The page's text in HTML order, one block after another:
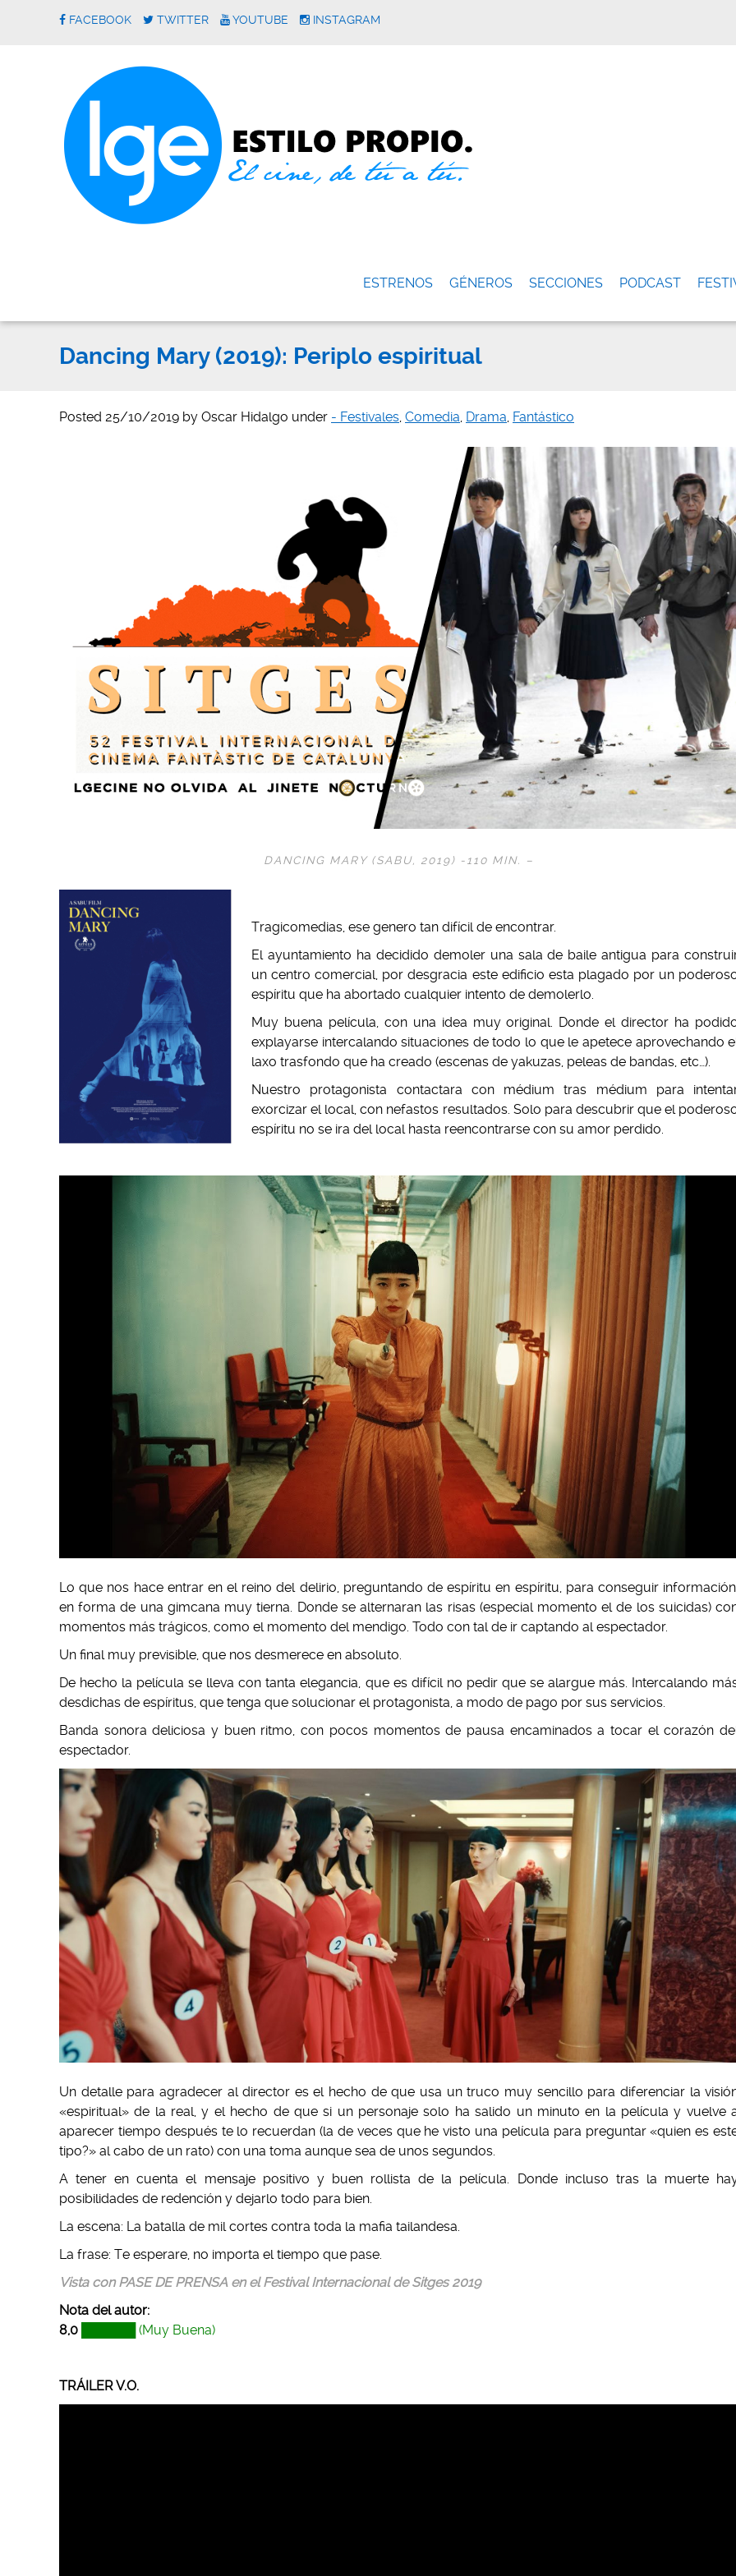
FACEBOOK TWITTER YOUTUBE INSTAGRAM
ESTRENOS GÉNEROS SECCIONES PODCAST
Dancing Mary (2019): Periplo espiritual
Posted 25/10/2019 by Oscar Hidalgo under - Festivales, Comedia, Drama, Fantástico
DANCING MARY (SABU , 2019) -110 MIN. –
Tragicomedias, ese genero tan difícil de encontrar.
El ayuntamiento ha decidido demoler una sala de baile antigua para
un centro comercial, por desgracia este edificio esta plagado por un
espíritu que ha abortado cualquier intento de demolerlo.
Muy buena película, con una idea muy original. Donde el director ha
explayarse intercalando situaciones de todo lo que le apetece aprovechando
laxo trasfondo que ha creado (escenas de yakuzas, peleas de bandas, etc…).
Nuestro protagonista contactara con médium tras médium para
exorcizar el local, con nefastos resultados. Solo para descubrir que el
espíritu no se ira del local hasta reencontrarse con su amor perdido.
Lo que nos hace entrar en el reino del delirio, preguntando de espíritu en espíritu, para conseguir información,
en forma de una gimcana muy tierna. Donde se alternaran las risas (especial momento el de los suicidas)
momentos más trágicos, como el momento del mendigo. Todo con tal de ir captando al espectador.
Un final muy previsible, que nos desmerece en absoluto.
De hecho la película se lleva con tanta elegancia, que es difícil no pedir que se alargue más. Intercalando
desdichas de espíritus, que tenga que solucionar el protagonista, a modo de pago por sus servicios.
Banda sonora deliciosa y buen ritmo, con pocos momentos de pausa encaminados a tocar el corazón
espectador.
Un detalle para agradecer al director es el hecho de que usa un truco muy sencillo para diferenciar la
«espiritual» de la real, y el hecho de que si un personaje solo ha salido un minuto en la película y vuelve
aparecer tiempo después te lo recuerdan (la de veces que he visto una película para preguntar «quien es
tipo?» al cabo de un rato) con una toma aunque sea de unos segundos.
A tener en cuenta el mensaje positivo y buen rollista de la película. Donde incluso tras la muerte
posibilidades de redención y dejarlo todo para bien.
La escena: La batalla de mil cortes contra toda la mafia tailandesa.
La frase: Te esperare, no importa el tiempo que pase.
Vista con PASE DE PRENSA en el Festival Internacional de Sitges 2019
Nota del autor:
8,0 ██████ (Muy Buena)
TRÁILER V.O.